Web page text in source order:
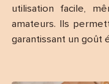
utilisation facile,
amateurs. Ils
garantissant un goût